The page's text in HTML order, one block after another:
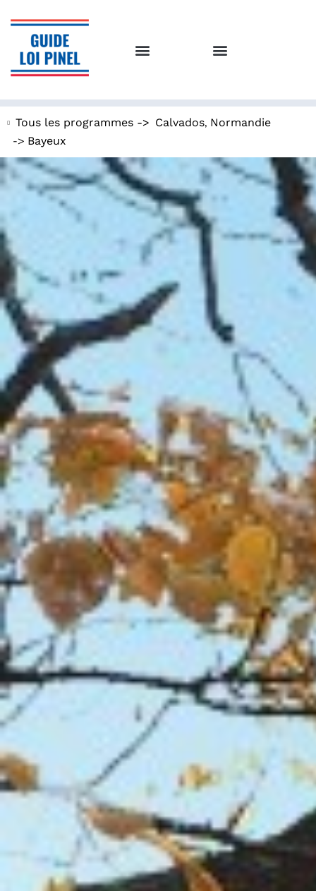
Tous les programmes -> Calvados, Normandie
-> Bayeux